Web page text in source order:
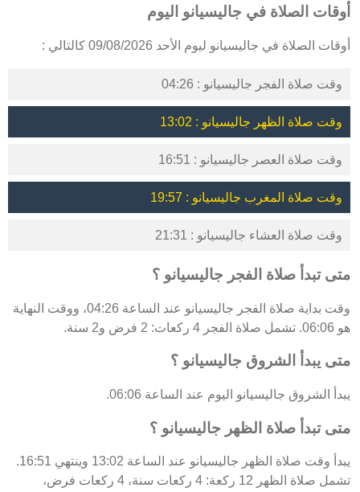
أوقات الصلاة في جاليسيانو اليوم
أوقات الصلاة في جاليسيانو ليوم الأحد 09/08/2026 كالتالي :
وقت صلاة الفجر جاليسيانو : 04:26
وقت صلاة الظهر جاليسيانو : 13:02
وقت صلاة العصر جاليسيانو : 16:51
وقت صلاة المغرب جاليسيانو : 19:57
وقت صلاة العشاء جاليسيانو : 21:31
متى تبدأ صلاة الفجر جاليسيانو ؟
وقت بداية صلاة الفجر جاليسيانو عند الساعة 04:26، ووقت النهاية
هو 06:06. تشمل صلاة الفجر 4 ركعات: 2 فرض و2 سنة.
متى يبدأ الشروق جاليسيانو ؟
يبدأ الشروق جاليسيانو اليوم عند الساعة 06:06.
متى تبدأ صلاة الظهر جاليسيانو ؟
يبدأ وقت صلاة الظهر جاليسيانو عند الساعة 13:02 وينتهي 16:51.
تشمل صلاة الظهر 12 ركعة: 4 ركعات سنة، 4 ركعات فرض،